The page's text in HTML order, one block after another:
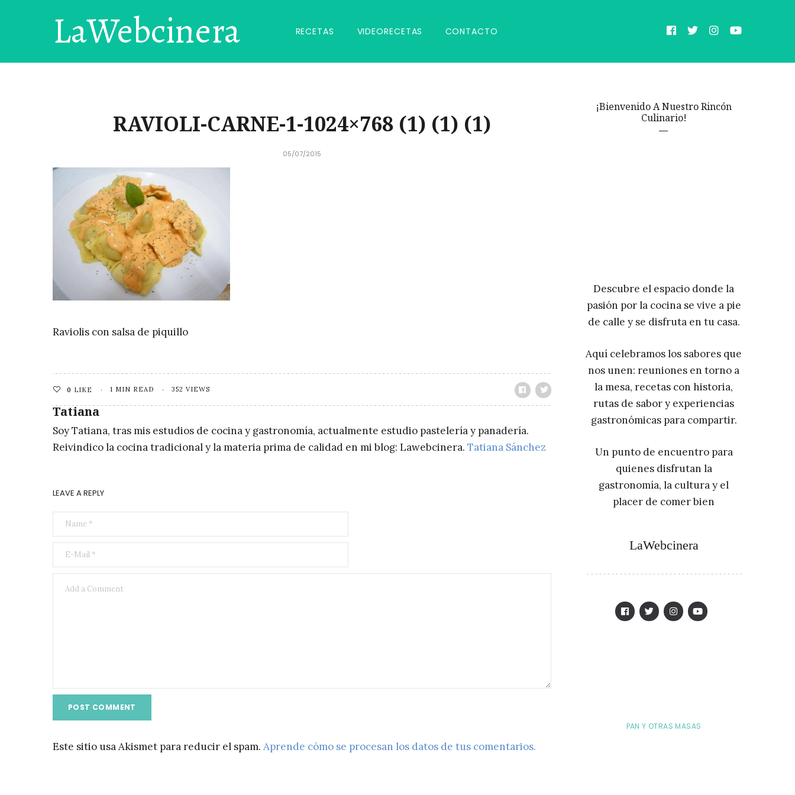
LaWebcinera RECETAS VIDEORECETAS CONTACTO
RAVIOLI-CARNE-1-1024×768 (1) (1) (1)
05/07/2015
Raviolis con salsa de piquillo
0 LIKE 1 MIN READ 352 VIEWS
Tatiana
Soy Tatiana, tras mis estudios de cocina y gastronomía, actualmente estudio pastelería y panadería.
Reivindico la cocina tradicional y la materia prima de calidad en mi blog: Lawebcinera. Tatiana Sánchez
LEAVE A REPLY
Este sitio usa Akismet para reducir el spam. Aprende cómo se procesan los datos de tus comentarios.
¡Bienvenido A Nuestro Rincón
Culinario!
Descubre el espacio donde la
pasión por la cocina se vive a pie
de calle y se disfruta en tu casa.
Aquí celebramos los sabores que
nos unen: reuniones en torno a
la mesa, recetas con historia,
rutas de sabor y experiencias
gastronómicas para compartir.
Un punto de encuentro para
quienes disfrutan la
gastronomía, la cultura y el
placer de comer bien
LaWebcinera
PAN Y OTRAS MASAS